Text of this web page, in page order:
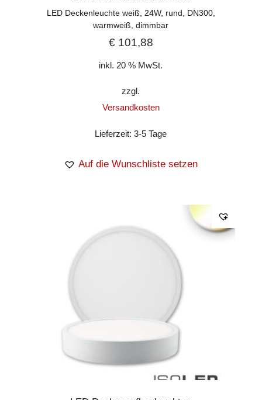
LED Deckenleuchte weiß, 24W, rund, DN300,
warmweiß, dimmbar
€101,88
inkl. 20 % MwSt.
zzgl.
Versandkosten
Lieferzeit:3-5 Tage
Auf die Wunschliste setzen